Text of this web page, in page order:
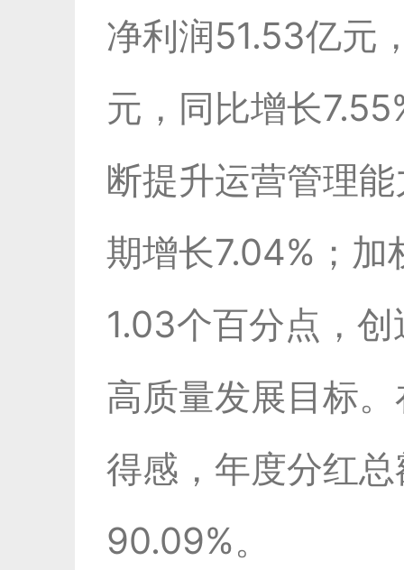
净利润51.53亿元
元，同比增长
断提升运营管理
期增长7.04%；加
1.03个百分点，
高质量发展目标
得感，年度分红
90.09%。